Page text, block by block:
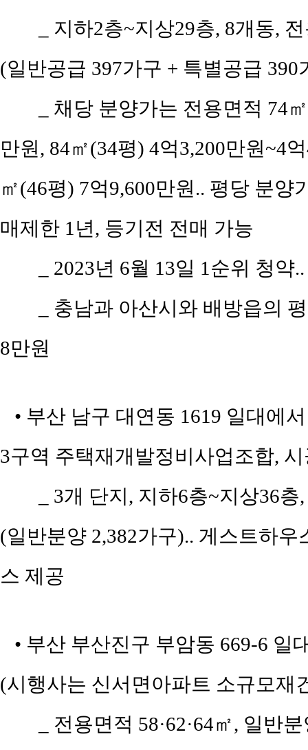
_ 지하2층~지상29층, 8개동,
(일반공급 397가구 + 특별공급 390
_ 채당 분양가는 전용면적 74
만원, 84㎡(34평) 4억3,200만원~4
㎡(46평) 7억9,600만원.. 평당 분양
매제한 1년, 등기전 전매 가능
_ 2023년 6월 13일 1순위 청
_ 충남과 아산시와 배방읍의
8만원
• 부산 남구 대연동 1619 일대에
3구역 주택재개발정비사업조합,
_ 3개 단지, 지하6층~지상36
(일반분양 2,382가구).. 게스트하
스 제공
• 부산 부산진구 부암동 669-6 일
(시행사는 신서면아파트 소규모재
_ 전용면적 58·62·64㎡, 일반